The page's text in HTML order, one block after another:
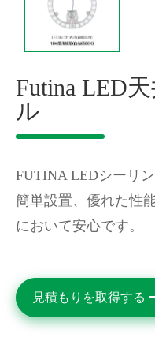
Futina LED
ル
FUTINA LEDシーリ
簡単設置、優れた性
において安心です。
見積もりを取得する